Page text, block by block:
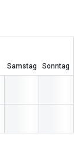
Unofficial
Oakley
Samstag Sonntag